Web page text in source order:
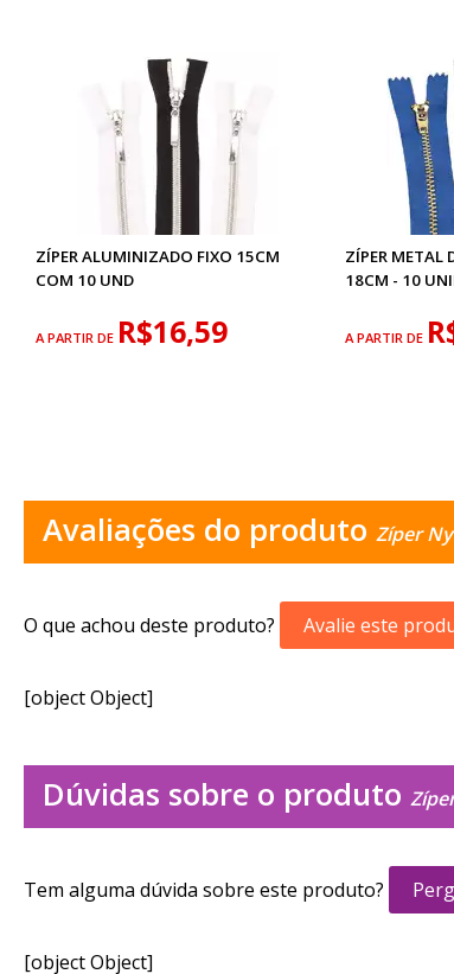
ZÍPER ALUMINIZADO FIXO 15CM
COM 10 UND
A PARTIR DE R$16,59
ZÍPER METAL
18CM - 10
A PARTIR DE
Avaliações do produto Zíper
O que achou deste produto? Avalie este
[object Object]
Dúvidas sobre o produto
Tem alguma dúvida sobre este produto?
[object Object]